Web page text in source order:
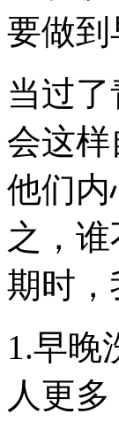
要做
当过
会这
他们
之，
期时，
1.早晚
人更